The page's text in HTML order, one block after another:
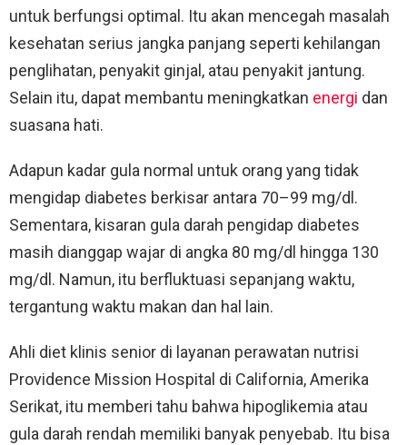
untuk berfungsi optimal. Itu akan mencegah masalah
kesehatan serius jangka panjang seperti kehilangan
penglihatan, penyakit ginjal, atau penyakit jantung.
Selain itu, dapat membantu meningkatkan energi dan
suasana hati.
Adapun kadar gula normal untuk orang yang tidak
mengidap diabetes berkisar antara 70–99 mg/dl.
Sementara, kisaran gula darah pengidap diabetes
masih dianggap wajar di angka 80 mg/dl hingga 130
mg/dl. Namun, itu berfluktuasi sepanjang waktu,
tergantung waktu makan dan hal lain.
Ahli diet klinis senior di layanan perawatan nutrisi
Providence Mission Hospital di California, Amerika
Serikat, itu memberi tahu bahwa hipoglikemia atau
gula darah rendah memiliki banyak penyebab. Itu bisa